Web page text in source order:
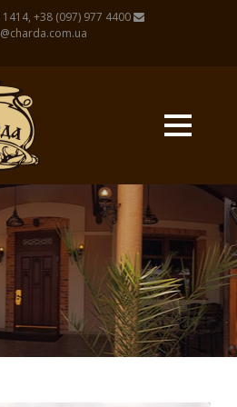
+38 (097) 977 4400